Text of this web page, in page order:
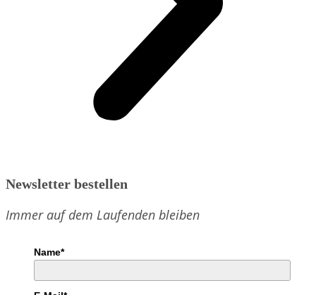
Newsletter bestellen
Immer auf dem Laufenden bleiben
Name*